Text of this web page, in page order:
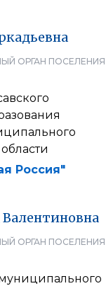
ОРГАН ПОСЕЛЕНИЯ
Россия"
Валентиновна
ОРГАН ПОСЕЛЕНИЯ